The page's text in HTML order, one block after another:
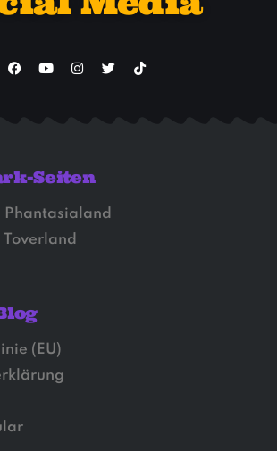
Seiten
Phantasialand
Toverland
(EU)